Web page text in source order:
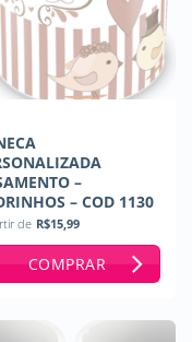
–
– COD 1130
de R$15,99
COMPRAR